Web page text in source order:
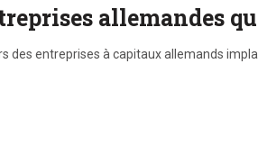
allemandes
des entreprises à capitaux allemands